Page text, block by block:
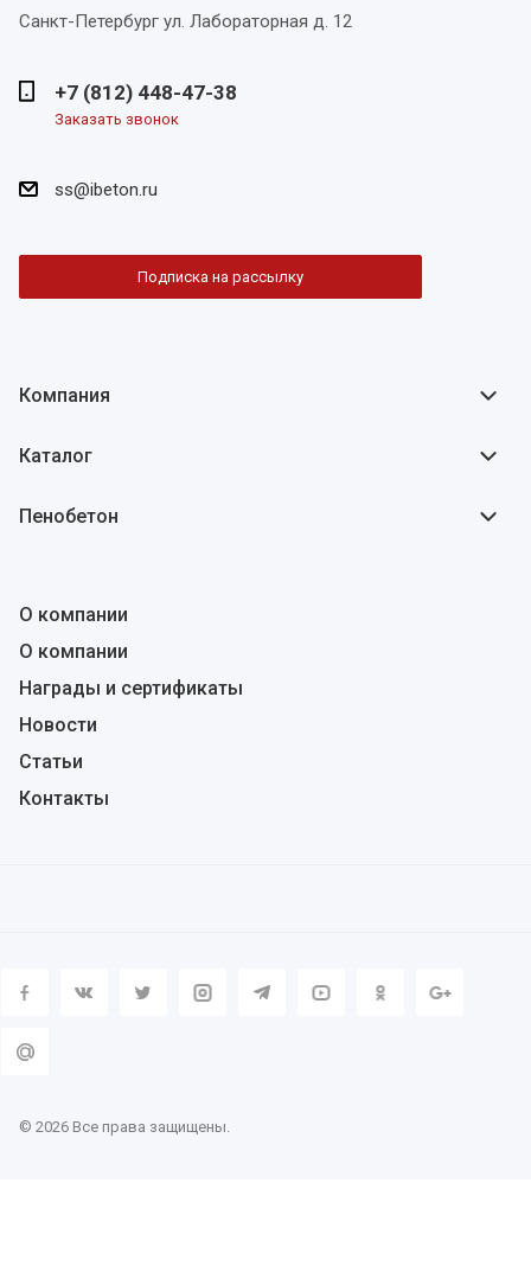
Санкт-Петербург ул. Лабораторная д. 12
+7 (812) 448-47-38
Заказать звонок
ss@ibeton.ru
Подписка на рассылку
Компания
Каталог
Пенобетон
О компании
О компании
Награды и сертификаты
Новости
Статьи
Контакты
© 2026 Все права защищены.